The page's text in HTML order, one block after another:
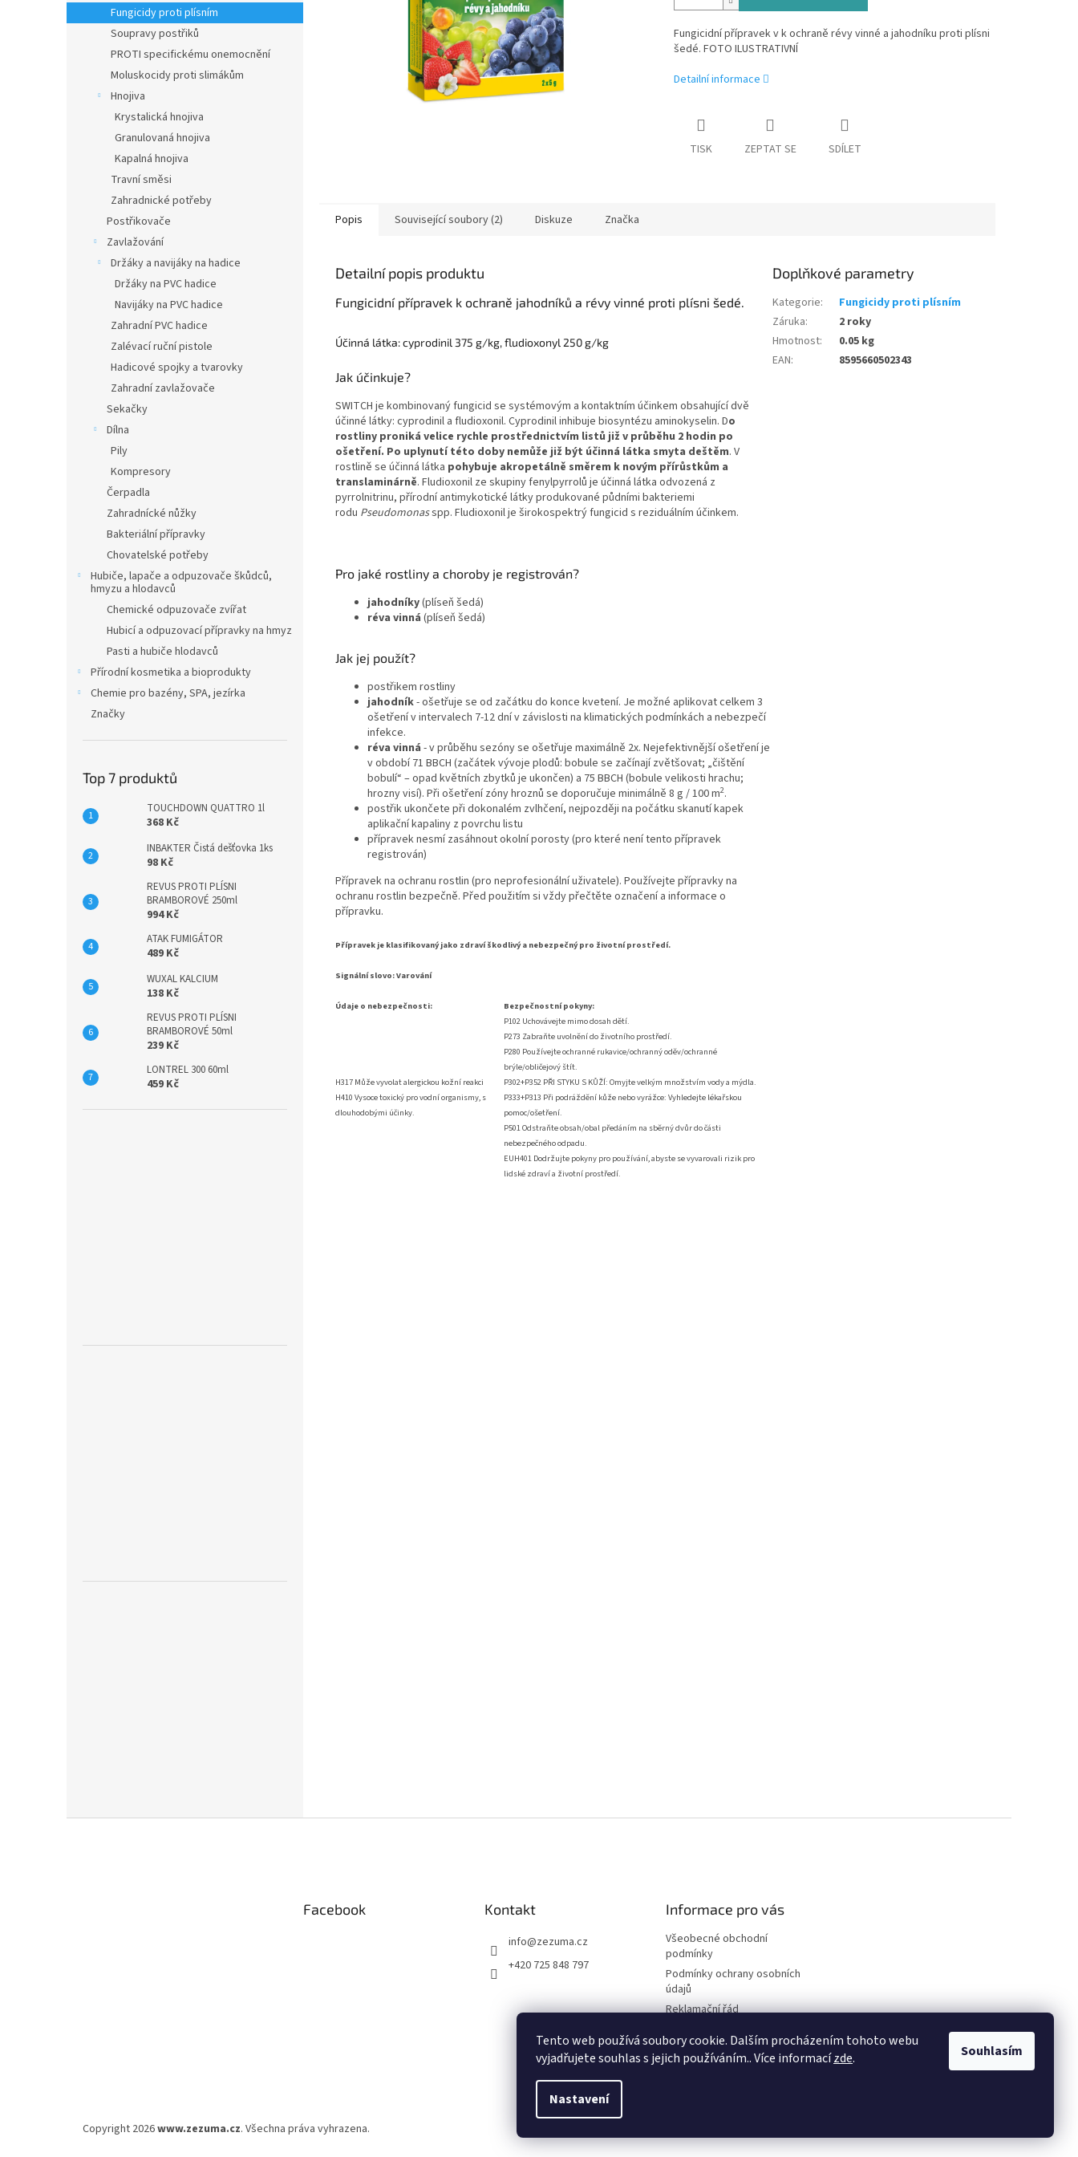
Tento web používá soubory cookie. Dalším procházením tohoto webu
vyjadřujete souhlas s jejich používáním.. Více informacízde.
Nastavení
Souhlasím
n
e
Fungicidy proti plísním
Soupravy postřiků
PROTI specifickému onemocnění
Moluskocidy proti slimákům
Hnojiva
Krystalická hnojiva
Granulovaná hnojiva
Kapalná hnojiva
Travní směsi
Zahradnické potřeby
Postřikovače
Zavlažování
Držáky a navijáky na hadice
Držáky na PVC hadice
Navijáky na PVC hadice
Zahradní PVC hadice
Zalévací ruční pistole
Hadicové spojky a tvarovky
Zahradní zavlažovače
Sekačky
Dílna
Pily
Kompresory
Čerpadla
Zahradnícké nůžky
Bakteriální přípravky
Chovatelské potřeby
Hubiče, lapače a odpuzovače škůdců,
hmyzu a hlodavců
Chemické odpuzovače zvířat
Hubicí a odpuzovací přípravky na hmyz
Pasti a hubiče hlodavců
Přírodní kosmetika a bioprodukty
Chemie pro bazény, SPA, jezírka
Značky
Top 7 produktů
TOUCHDOWN QUATTRO 1l
368 Kč
INBAKTER Čistá dešťovka 1ks
98 Kč
REVUS PROTI PLÍSNI
BRAMBOROVÉ 250ml
994 Kč
ATAK FUMIGÁTOR
489 Kč
WUXAL KALCIUM
138 Kč
REVUS PROTI PLÍSNI
BRAMBOROVÉ 50ml
239 Kč
LONTREL 300 60ml
459 Kč
Fungicidní přípravek v k ochraně révy vinné a jahodníku proti plísni
šedé. FOTO ILUSTRATIVNÍ
Detailní informace
TISK ZEPTAT SE SDÍLET
Popis Související soubory (2) Diskuze Značka
Detailní popis produktu
Fungicidní přípravek k ochraně jahodníků a révy vinné proti plísni šedé.
Účinná látka: cyprodinil 375 g/kg, fludioxonyl 250 g/kg
Jak účinkuje?
SWITCH je kombinovaný fungicid se systémovým a kontaktním účinkem obsahující dvě
účinné látky: cyprodinil a fludioxonil. Cyprodinil inhibuje biosyntézu aminokyselin. Do
rostliny proniká velice rychle prostřednictvím listů již v průběhu 2 hodin po
ošetření. Po uplynutí této doby nemůže již být účinná látka smyta deštěm. V
rostlině se účinná látka pohybuje akropetálně směrem k novým přírůstkům a
translaminárně. Fludioxonil ze skupiny fenylpyrrolů je účinná látka odvozená z
pyrrolnitrinu, přírodní antimykotické látky produkované půdními bakteriemi
rodu Pseudomonasspp. Fludioxonil je širokospektrý fungicid s reziduálním účinkem.
Pro jaké rostliny a choroby je registrován?
jahodníky(plíseň šedá)
réva vinná (plíseň šedá)
Jak jej použít?
postřikem rostliny
jahodník- ošetřuje se od začátku do konce kvetení. Je možné aplikovat celkem 3
ošetření v intervalech 7-12 dní v závislosti na klimatických podmínkách a nebezpečí
infekce.
réva vinná - v průběhu sezóny se ošetřuje maximálně 2x. Nejefektivnější ošetření je
v období 71 BBCH (začátek vývoje plodů: bobule se začínají zvětšovat; „čištění
bobulí“ – opad květních zbytků je ukončen) a 75 BBCH (bobule velikosti hrachu;
hrozny visí). Při ošetření zóny hroznů se doporučuje minimálně 8 g / 100 m2.
postřik ukončete při dokonalém zvlhčení, nejpozději na počátku skanutí kapek
aplikační kapaliny z povrchu listu
přípravek nesmí zasáhnout okolní porosty (pro které není tento přípravek
registrován)
Přípravek na ochranu rostlin (pro neprofesionální uživatele). Používejte přípravky na
ochranu rostlin bezpečně. Před použitím si vždy přečtěte označení a informace o
přípravku.
Přípravek je klasifikovaný jako zdraví škodlivý a nebezpečný pro životní prostředí.
Signální slovo: Varování
Údaje o nebezpečnosti: Bezpečnostní pokyny:
H317 Může vyvolat alergickou kožní reakci
H410 Vysoce toxický pro vodní organismy, s
dlouhodobými účinky.
P102 Uchovávejte mimo dosah dětí.
P273 Zabraňte uvolnění do životního prostředí.
P280 Používejte ochranné rukavice/ochranný oděv/ochranné
brýle/obličejový štít.
P302+P352 PŘI STYKU S KŮŽÍ: Omyjte velkým množstvím vody a mýdla.
P333+P313 Při podráždění kůže nebo vyrážce: Vyhledejte lékařskou
pomoc/ošetření.
P501 Odstraňte obsah/obal předáním na sběrný dvůr do části
nebezpečného odpadu.
EUH401 Dodržujte pokyny pro používání, abyste se vyvarovali rizik pro
lidské zdraví a životní prostředí.
Doplňkové parametry
Kategorie:
Fungicidy proti plísním
Záruka:
2 roky
Hmotnost:
0.05 kg
EAN: 8595660502343
Facebook Kontakt
info@zezuma.cz
+420 725 848 797
Informace pro vás
Všeobecné obchodní
podmínky
Podmínky ochrany osobních
údajů
Reklamační řád
kupní smlouvy
Napište nám
Copyright 2026www.zezuma.cz. Všechna práva vyhrazena.